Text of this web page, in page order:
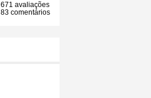
671 avaliações
83 comentários